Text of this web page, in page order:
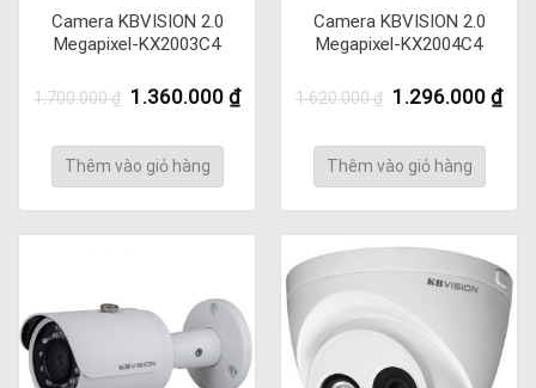
Camera KBVISION 2.0
Megapixel-KX2003C4
1.700.000₫ Giá
1.700.000 ₫.
1.360.000₫Giá
hiện
1.360.000 ₫.
Thêm vào giỏ hàng
Camera KBVISION 2.0
Megapixel-KX2004C4
1.620.000₫ Giá
1.620.000 ₫.
1.296.000₫Giá
Thêm vào giỏ hàng